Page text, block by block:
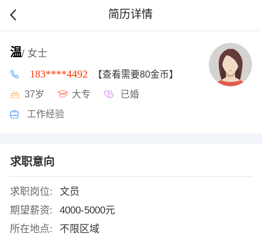
简历详情
温/ 女士
183****4492 【查看需要80金币】
37岁 大专 已婚
工作经验
求职意向
求职岗位:
文员
期望薪资:
4000-5000元
所在地点:
不限区域